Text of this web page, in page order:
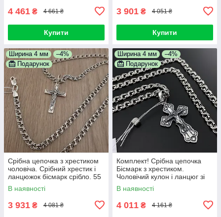
4 461 ₴ 4 661 ₴
Купити
3 901 ₴ 4 051 ₴
Купити
Ширина 4 мм
–4%
Подарунок
Срібна цепочка з хрестиком
чоловіча. Срібний хрестик і
ланцюжок бісмарк срібло. 55
см
В наявності
3 931 ₴ 4 081 ₴
Ширина 4 мм
–4%
Подарунок
Комплект! Срібна цепочка
Бісмарк з хрестиком.
Чоловічий кулон і ланцюг зі
срібла 55 см
В наявності
4 011 ₴ 4 161 ₴